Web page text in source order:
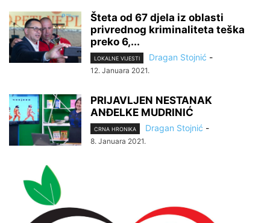
Šteta od 67 djela iz oblasti
privrednog kriminaliteta teška
preko 6,...
LOKALNE VIJESTI Dragan Stojnić -
12. Januara 2021.
PRIJAVLJEN NESTANAK
ANĐELKE MUDRINIĆ
CRNA HRONIKA Dragan Stojnić -
8. Januara 2021.